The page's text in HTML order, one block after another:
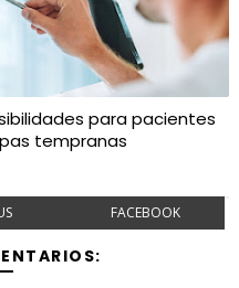
para pacientes
tempranas
FACEBOOK